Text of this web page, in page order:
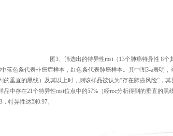
图3、筛选出的特异性mst（ 13个肺癌特异性 8个
中蓝色条代表非癌症样本，红色条代表肺癌样本。其中图3-a表明，
的垂直的黑线）及其以上时，则该样品被认为“存在肺癌风险”，其
品中存在21个特异性mst位点中的57% （经roc分析得到的垂直的黑
，特异性达到 0.97。